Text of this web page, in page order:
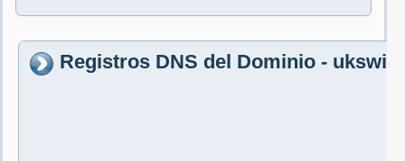
Registros DNS del Dominio -